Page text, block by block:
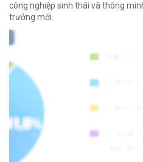
công nghiệp sinh thái và thông
trưởng mới.